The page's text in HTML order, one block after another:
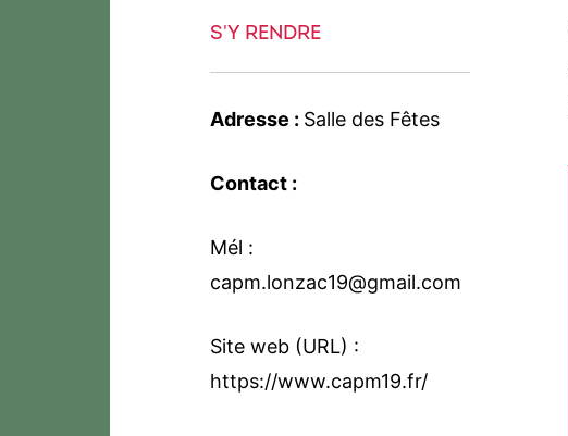
S'Y RENDRE
Adresse : Salle des Fêtes
Contact :
Mél :
capm.lonzac19@gmail.com
Site web (URL) :
https://www.capm19.fr/